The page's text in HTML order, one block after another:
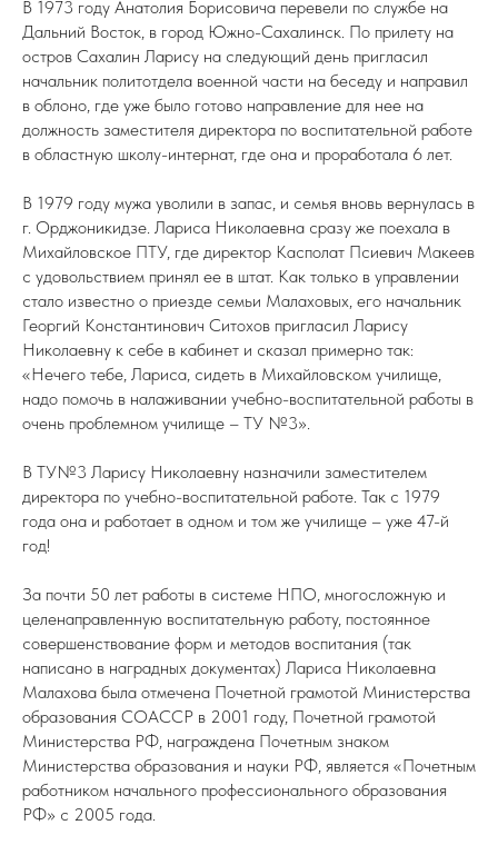
В 1973 году Анатолия Борисовича перевели по службе на
Дальний Восток, в город Южно-Сахалинск. По прилету на
остров Сахалин Ларису на следующий день пригласил
начальник политотдела военной части на беседу и направил
в облоно, где уже было готово направление для нее на
должность заместителя директора по воспитательной работе
в областную школу-интернат, где она и проработала 6 лет.
В 1979 году мужа уволили в запас, и семья вновь вернулась в
г. Орджоникидзе. Лариса Николаевна сразу же поехала в
Михайловское ПТУ, где директор Касполат Псиевич Макеев
с удовольствием принял ее в штат. Как только в управлении
стало известно о приезде семьи Малаховых, его начальник
Георгий Константинович Ситохов пригласил Ларису
Николаевну к себе в кабинет и сказал примерно так:
«Нечего тебе, Лариса, сидеть в Михайловском училище,
надо помочь в налаживании учебно-воспитательной работы в
очень проблемном училище – ТУ №3».
В ТУ№3 Ларису Николаевну назначили заместителем
директора по учебно-воспитательной работе. Так с 1979
года она и работает в одном и том же училище – уже 47-й
год!
За почти 50 лет работы в системе НПО, многосложную и
целенаправленную воспитательную работу, постоянное
совершенствование форм и методов воспитания (так
написано в наградных документах) Лариса Николаевна
Малахова была отмечена Почетной грамотой Министерства
образования СОАССР в 2001 году, Почетной грамотой
Министерства РФ, награждена Почетным знаком
Министерства образования и науки РФ, является «Почетным
работником начального профессионального образования
РФ» с 2005 года.